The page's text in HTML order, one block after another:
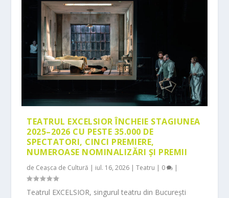
TEATRUL EXCELSIOR ÎNCHEIE STAGIUNEA
2025–2026 CU PESTE 35.000 DE
SPECTATORI, CINCI PREMIERE,
NUMEROASE NOMINALIZĂRI ȘI PREMII
de Ceașca de Cultură | iul. 16, 2026 |Teatru | 0 |
Teatrul EXCELSIOR, singurul teatru din București